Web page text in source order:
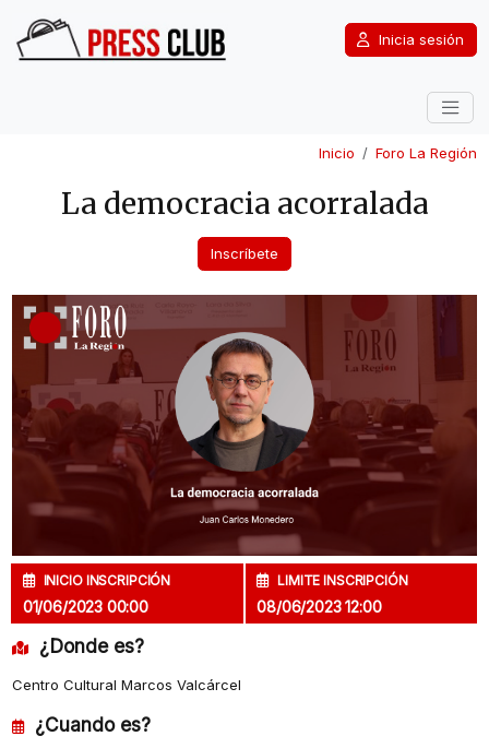
Inicia sesión
Inicio Foro La Región
La democracia acorralada
Inscríbete
INICIO INSCRIPCIÓN
01/06/2023 00:00
LIMITE INSCRIPCIÓN
08/06/2023 12:00
¿Donde es?
Centro Cultural Marcos Valcárcel
¿Cuando es?